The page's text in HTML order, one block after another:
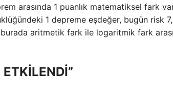
arasında 1 puanlık matematiksel fark
1 depreme eşdeğer, bugün risk
aritmetik fark ile logaritmik fark